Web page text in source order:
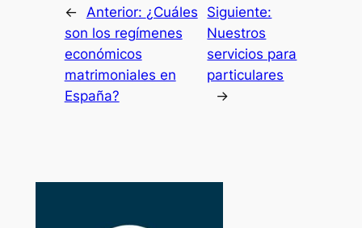
← Anterior: ¿Cuáles
son los regímenes
económicos
matrimoniales en
España?
Siguiente:
Nuestros
servicios para
particulares
→